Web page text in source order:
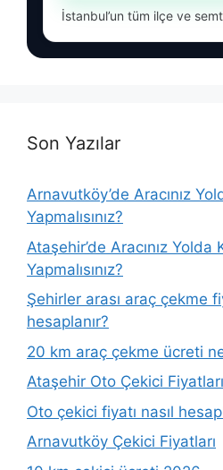
İstanbul’un tüm ilçe ve
Son Yazılar
Arnavutköy’de Aracınız
Yapmalısınız?
Ataşehir’de Aracınız Yolda
Yapmalısınız?
Şehirler arası araç çekme
hesaplanır?
20 km araç çekme ücreti
Ataşehir Oto Çekici Fiyatları
Oto çekici fiyatı nasıl
Arnavutköy Çekici Fiyatları